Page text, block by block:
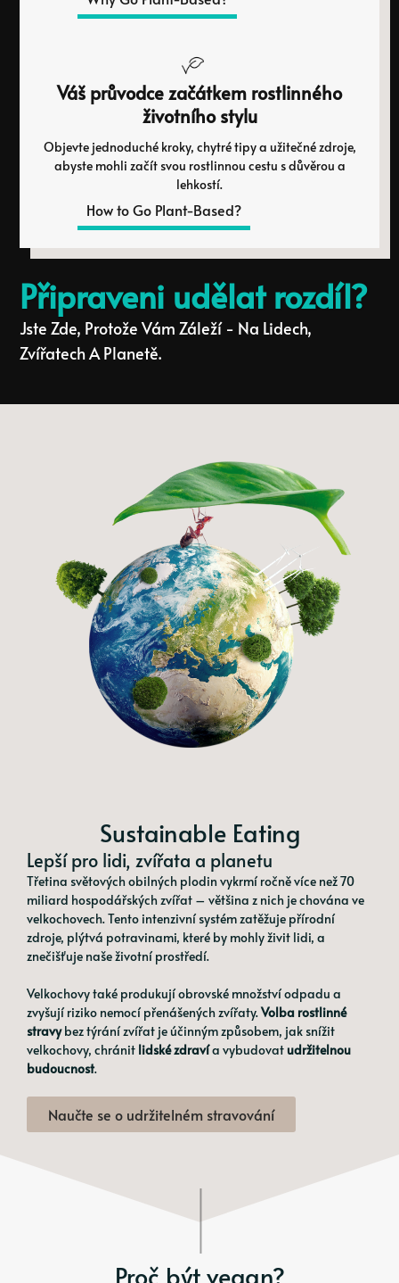
Připraveni udělat rozdíl?
Jste Zde, Protože Vám Záleží - Na Lidech,
Zvířatech A Planetě.
Váš průvodce začátkem rostlinného
životního stylu
Objevte jednoduché kroky, chytré tipy a užitečné zdroje,
abyste mohli začít svou rostlinnou cestu s důvěrou a
lehkostí.
How to Go Plant-Based?
Sustainable Eating
Lepší pro lidi, zvířata a planetu
Třetina světových obilných plodin vykrmí ročně více než 70
miliard hospodářských zvířat – většina z nich je chována ve
velkochovech. Tento intenzivní systém zatěžuje přírodní
zdroje, plýtvá potravinami, které by mohly živit lidi, a
znečišťuje naše životní prostředí.
Velkochovy také produkují obrovské množství odpadu a
zvyšují riziko nemocí přenášených zvířaty.Volba rostlinné
stravybez týrání zvířat je účinným způsobem, jak snížit
velkochovy, chránit lidské zdravía vybudovatudržitelnou
budoucnost.
Naučte se o udržitelném stravování
Proč být vegan?